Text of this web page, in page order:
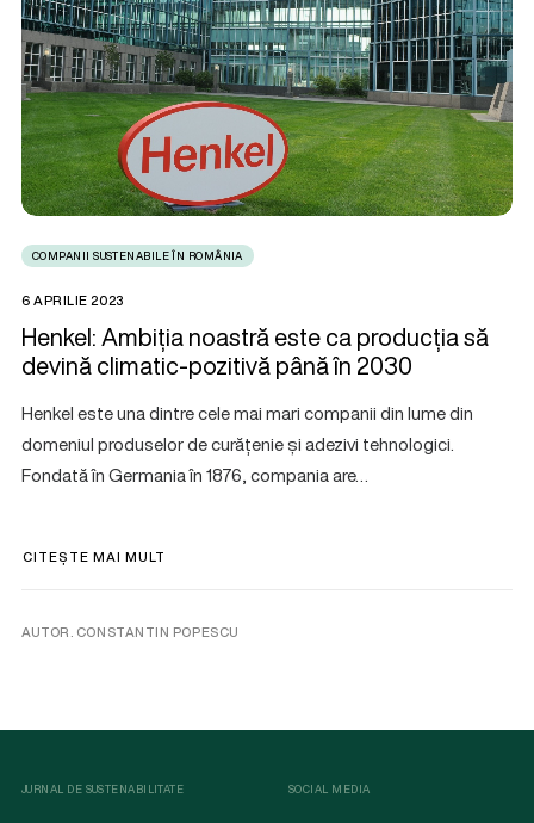
COMPANII SUSTENABILE ÎN ROMÂNIA
6 APRILIE 2023
Henkel: Ambiția noastră este ca producția să
devină climatic-pozitivă până în 2030
Henkel este una dintre cele mai mari companii din lume din
domeniul produselor de curățenie și adezivi tehnologici.
Fondată în Germania în 1876, compania are…
CITEȘTE MAI MULT
AUTOR. CONSTANTIN POPESCU
JURNAL DE SUSTENABILITATE SOCIAL MEDIA